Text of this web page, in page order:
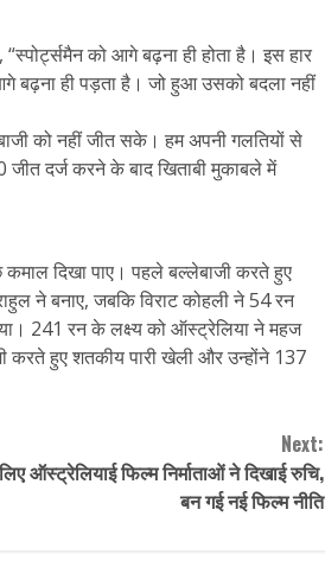
को आगे बढ़ना ही होता है। इस हार
ही पड़ता है। जो हुआ उसको बदला नहीं
को नहीं जीत सके। हम अपनी गलतियों से
जीत दर्ज करने के बाद खिताबी मुकाबले में
दिखा पाए। पहले बल्लेबाजी करते हुए
ने बनाए, जबकि विराट कोहली ने 54 रन
241 रन के लक्ष्य को ऑस्ट्रेलिया ने महज
करते हुए शतकीय पारी खेली और उन्होंने 137
Next:
ऑस्ट्रेलियाई फिल्म निर्माताओं ने दिखाई रुचि,
बन गई नई फिल्म नीति